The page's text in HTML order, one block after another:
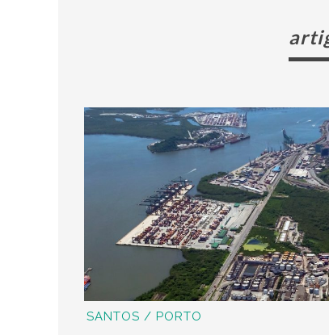
SANTOS / PORTO